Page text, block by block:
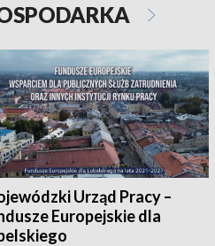
Urząd Pracy –
Europejskie dla